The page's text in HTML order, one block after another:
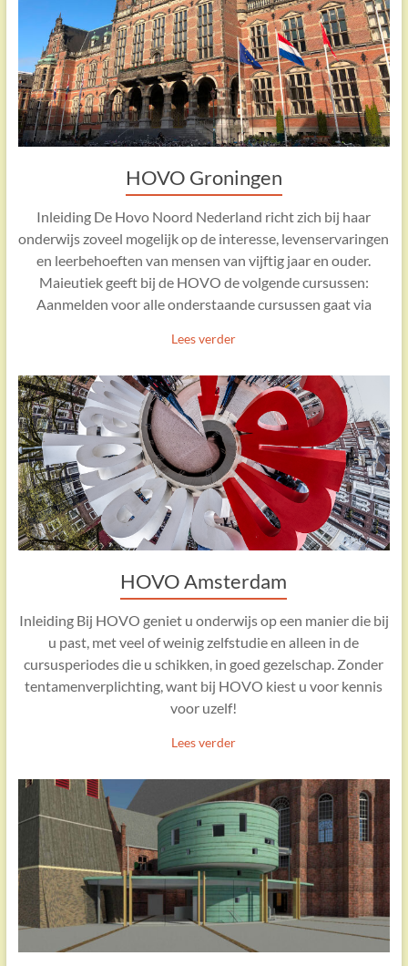
HOVO Groningen
Inleiding De Hovo Noord Nederland richt zich bij haar
onderwijs zoveel mogelijk op de interesse, levenservaringen
en leerbehoeften van mensen van vijftig jaar en ouder.
Maieutiek geeft bij de HOVO de volgende cursussen:
Aanmelden voor alle onderstaande cursussen gaat via
Lees verder
HOVO Amsterdam
Inleiding Bij HOVO geniet u onderwijs op een manier die bij
u past, met veel of weinig zelfstudie en alleen in de
cursusperiodes die u schikken, in goed gezelschap. Zonder
tentamenverplichting, want bij HOVO kiest u voor kennis
voor uzelf!
Lees verder